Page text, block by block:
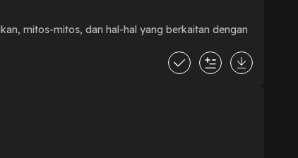
mitos-mitos, dan hal-hal yang berkaitan dengan